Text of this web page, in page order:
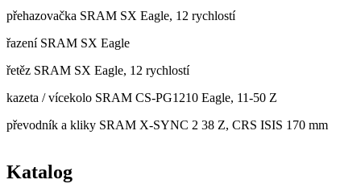
přehazovačka SRAM SX Eagle, 12 rychlostí
řazení SRAM SX Eagle
řetěz SRAM SX Eagle, 12 rychlostí
kazeta / vícekolo SRAM CS-PG1210 Eagle, 11-50 Z
převodník a kliky SRAM X-SYNC 2 38 Z, CRS ISIS 170 mm
Katalog